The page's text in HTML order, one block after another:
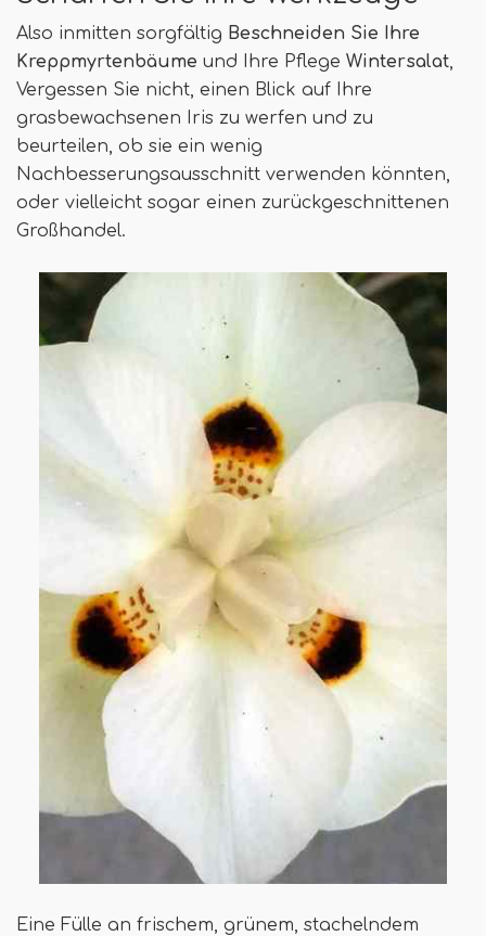
Also inmitten sorgfältig Beschneiden Sie Ihre
Kreppmyrtenbäume und Ihre Pflege Wintersalat,
Vergessen Sie nicht, einen Blick auf Ihre
grasbewachsenen Iris zu werfen und zu
beurteilen, ob sie ein wenig
Nachbesserungsausschnitt verwenden könnten,
oder vielleicht sogar einen zurückgeschnittenen
Großhandel.
Eine Fülle an frischem, grünem, stachelndem